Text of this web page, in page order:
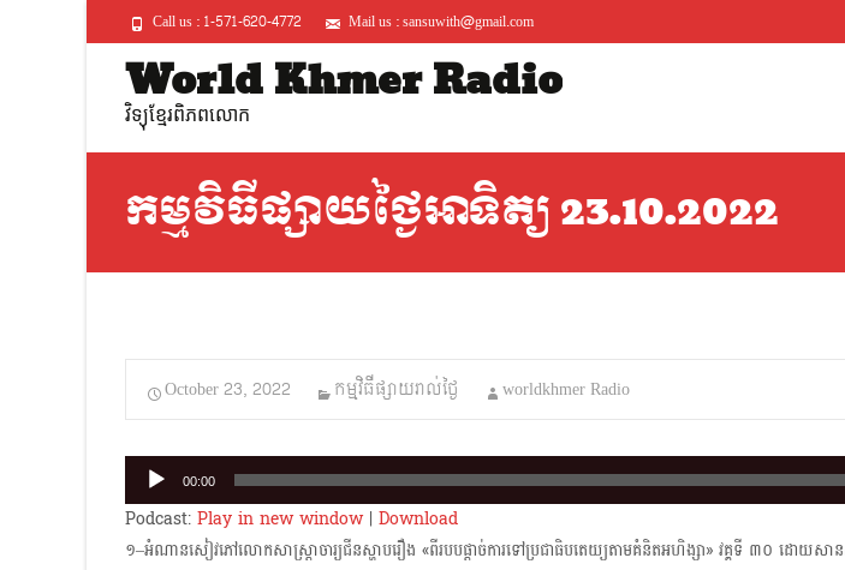
Call us : 1-571-620-4772 Mail us : sansuwith@gmail.com
World Khmer Radio
វិទ្យុខ្មែរពិភពលោក
កម្មវិធីផ្សាយថ្ងៃអាទិត្យ 23.10.2022
October 23, 2022 កម្មវិធីផ្សាយរាល់ថ្ងៃ worldkhmer Radio
Audio
Player
00:00
Podcast: Play in new window| Download
១–​អំណានសៀវភៅលោកសាស្ត្រាចារ្យ​ជីន​ស្ហាប​រឿង «ពីរបបផ្ដាច់ការទៅប្រជាធិបតេយ្យ​តាមគំនិតអហិង្សា» វគ្គទី ៣០ ដោយ​សា